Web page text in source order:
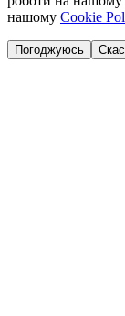
нашому Cookie
Погоджуюсь